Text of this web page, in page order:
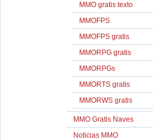
MMO gratis texto
MMOFPS
MMOFPS gratis
MMORPG gratis
MMORPGs
MMORTS gratis
MMORWS gratis
MMO Gratis Naves
Noticias MMO